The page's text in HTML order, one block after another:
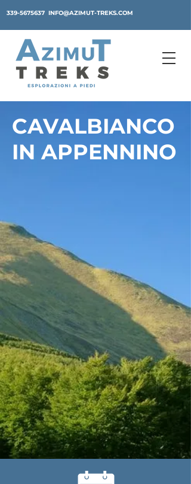
339-5675637 INFO@AZIMUT-TREKS.COM
CAVALBIANCO
IN APPENNINO